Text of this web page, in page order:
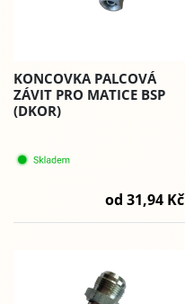
KONCOVKA PALCOVÁ
ZÁVIT PRO MATICE BSP
(DKOR)
od 31,94 Kč